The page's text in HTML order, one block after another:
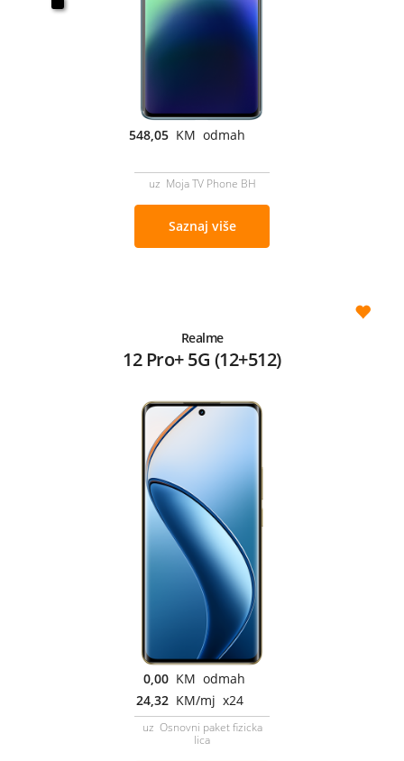
548,05 KM odmah
uz Moja TV Phone BH
Saznaj više
Realme
12 Pro+ 5G (12+512)
0,00 KM odmah
24,32 KM/mj x24
uz Osnovni paket fizicka
lica